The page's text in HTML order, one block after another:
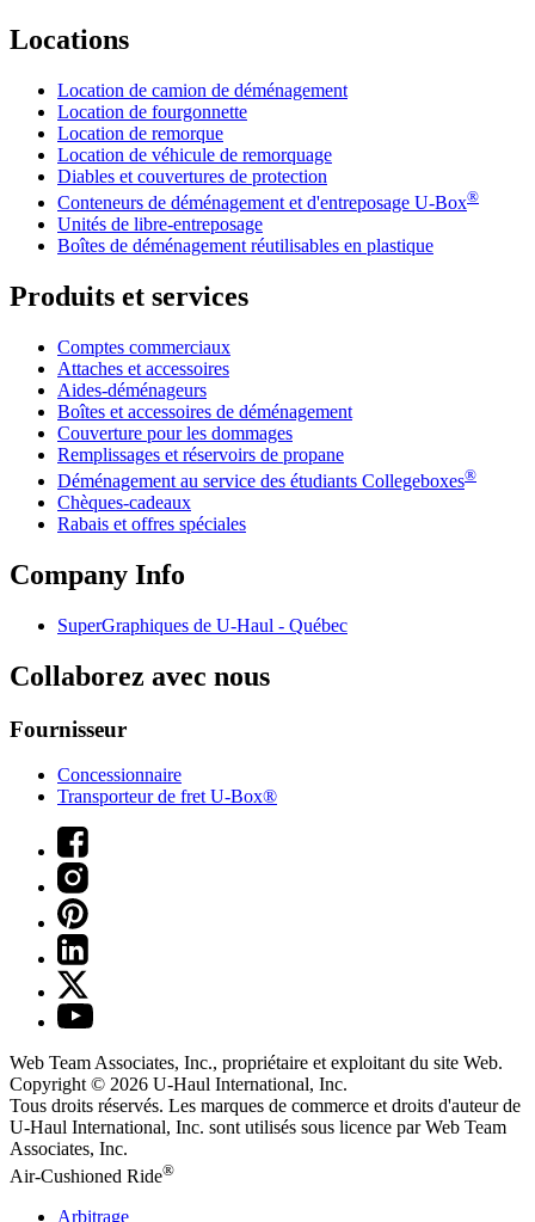
Locations
Location de camion de déménagement
Location de fourgonnette
Location de remorque
Location de véhicule de remorquage
Diables et couvertures de protection
Conteneurs de déménagement et d'entreposage U-Box®
Unités de libre-entreposage
Boîtes de déménagement réutilisables en plastique
Produits et services
Comptes commerciaux
Attaches et accessoires
Aides-déménageurs
Boîtes et accessoires de déménagement
Couverture pour les dommages
Remplissages et réservoirs de propane
Déménagement au service des étudiants Collegeboxes®
Chèques-cadeaux
Rabais et offres spéciales
Company Info
SuperGraphiques de U-Haul - Québec
Collaborez avec nous
Fournisseur
Concessionnaire
Transporteur de fret U-Box®
Web Team Associates, Inc., propriétaire et exploitant du site Web.
Copyright © 2026 U-Haul International, Inc.
Tous droits réservés. Les marques de commerce et droits d'auteur de
U-Haul International, Inc. sont utilisés sous licence par Web Team
Associates, Inc.
Air-Cushioned Ride®
Arbitrage